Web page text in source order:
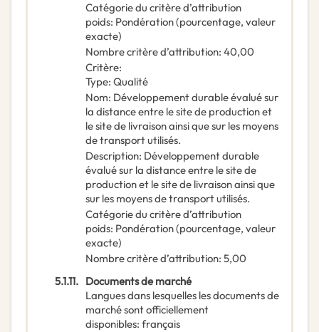
Catégorie du critère d’attribution
poids: Pondération (pourcentage, valeur
exacte)
Nombre critère d’attribution: 40,00
Critère:
Type: Qualité
Nom: Développement durable évalué sur
la distance entre le site de production et
le site de livraison ainsi que sur les moyens
de transport utilisés.
Description: Développement durable
évalué sur la distance entre le site de
production et le site de livraison ainsi que
sur les moyens de transport utilisés.
Catégorie du critère d’attribution
poids: Pondération (pourcentage, valeur
exacte)
Nombre critère d’attribution: 5,00
5.1.11. Documents de marché
Langues dans lesquelles les documents de
marché sont officiellement
disponibles: français